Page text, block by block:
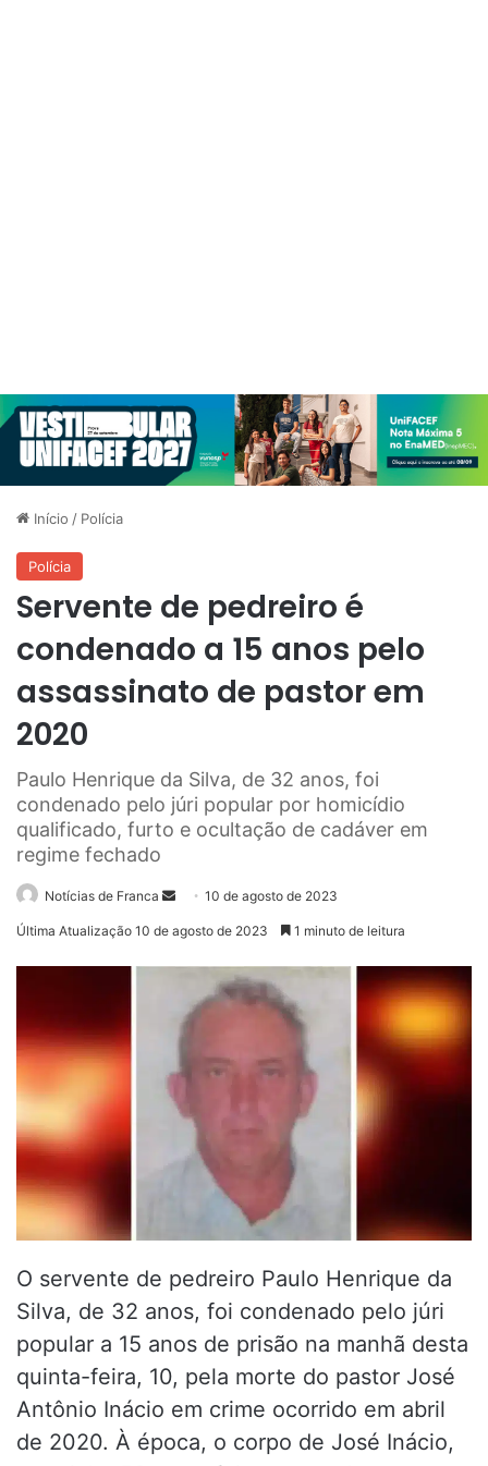
Início / Polícia
Polícia
Servente de pedreiro é
condenado a 15 anos pelo
assassinato de pastor em
2020
Paulo Henrique da Silva, de 32 anos, foi
condenado pelo júri popular por homicídio
qualificado, furto e ocultação de cadáver em
regime fechado
Notícias de Franca
Mande10 de agosto de 2023
Última Atualização 10 de agosto de 2023 1 minuto de leitura
O servente de pedreiro Paulo Henrique da
Silva, de 32 anos, foi condenado pelo júri
popular a 15 anos de prisão na manhã desta
quinta-feira, 10, pela morte do pastor José
Antônio Inácio em crime ocorrido em abril
de 2020. À época, o corpo de José Inácio,